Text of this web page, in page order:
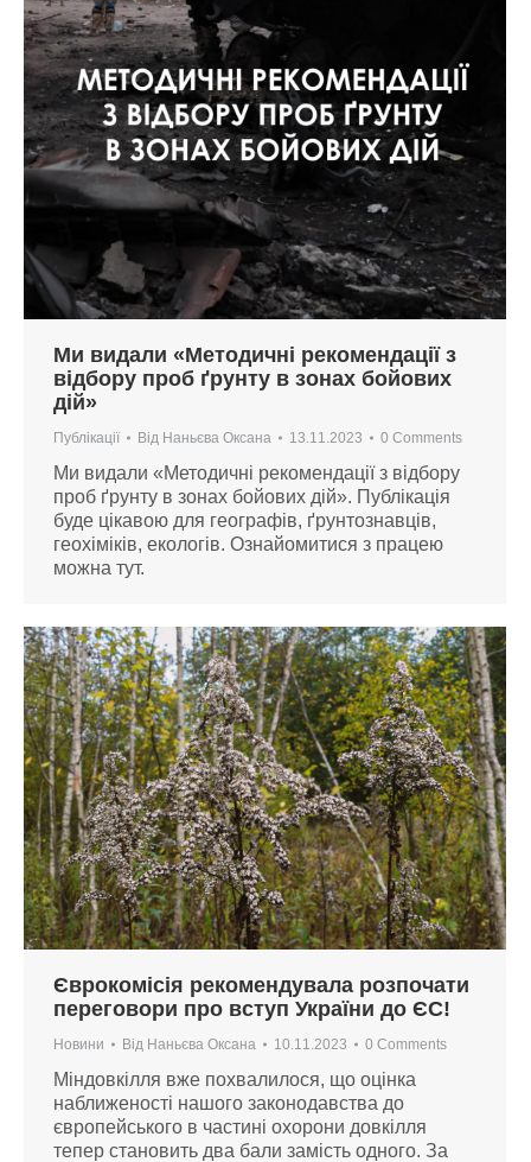
Ми видали «Методичні рекомендації з
відбору проб ґрунту в зонах бойових
дій»
Публікації Від Наньєва Оксана 13.11.2023 0 Comments
Ми видали «Методичні рекомендації з відбору
проб ґрунту в зонах бойових дій». Публікація
буде цікавою для географів, ґрунтознавців,
геохіміків, екологів. Ознайомитися з працею
можна тут.
Єврокомісія рекомендувала розпочати
переговори про вступ України до ЄС!
Новини Від Наньєва Оксана 10.11.2023 0 Comments
Міндовкілля вже похвалилося, що оцінка
наближеності нашого законодавства до
європейського в частині охорони довкілля
тепер становить два бали замість одного. За